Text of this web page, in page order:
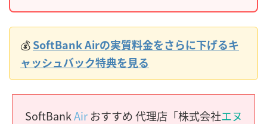
💰SoftBank Airの実質料金をさらに下げるキ
ャッシュバック特典を見る
SoftBankAirおすすめ 代理店「株式会社エヌ